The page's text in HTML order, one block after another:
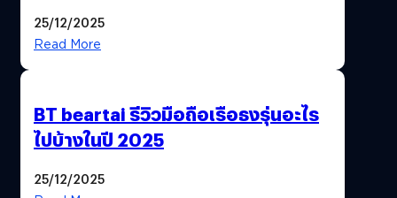
25/12/2025
Read More
BT beartai รีวิวมือถือเรือธงรุ่นอะไร
ไปบ้างในปี 2025
25/12/2025